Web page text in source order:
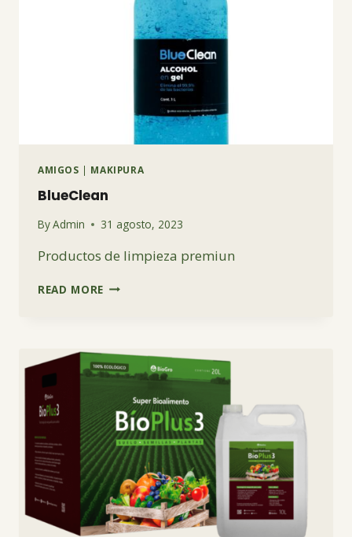
AMIGOS | MAKIPURA
BlueClean
ByAdmin 31 agosto, 2023
Productos de limpieza premiun
READ MORE BLUECLEAN